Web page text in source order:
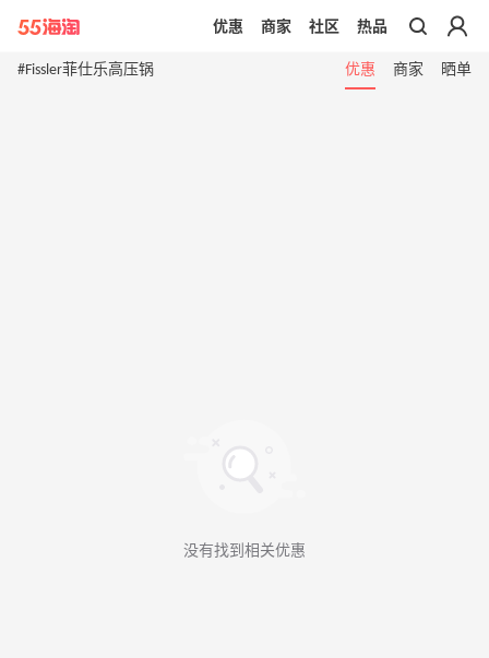
带你去官网买正品
优惠 商家 社区 热品
#Fissler菲仕乐高压锅 优惠 商家 晒单
没有找到相关优惠